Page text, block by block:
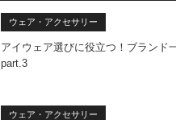
ウェア・アクセサリー
アイウェア選びに役立つ！ブランド
part.3
ウェア・アクセサリー